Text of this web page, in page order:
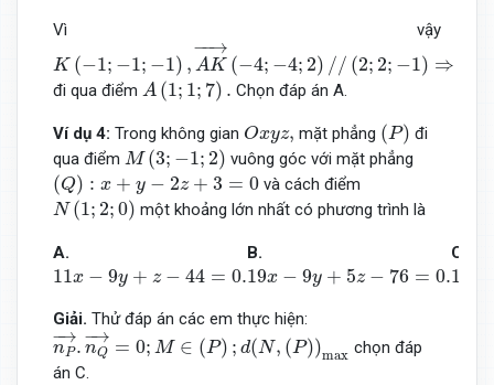
Vì vậy
K (−1; −1; −1) ,
−
−→
AK (−4; −4; 2) // (2; 2; −1) ⇒
K( →(−4 x+2
đi qua điểm A (1; 1; 7) .
A 1;1 ;7 ). Chọn đáp án A.
Ví dụ 4: Trong không gian Oxyz,
Ox mặt phẳng (P)
(P) đi
qua điểm M (3; −1; 2)
M(3;− 2) vuông góc với mặt phẳng
(Q) : x + y − 2z + 3 = 0
(Q): − + 3= và cách điểm
N (1; 2; 0)
N(1; ;0 ) một khoảng lớn nhất có phương trình là
A.
11x − 9y + z − 44 = 0.
11 x y+z − 44 0.
B.
19x − 9y + 5z − 76 = 0.
19x y+5 z −76 0.
C.
17
17
Giải. Thử đáp án các em thực hiện:
−
→
nP .−→
nQ = 0; M ∈ (P) ; d(N, (P))max
nP→.nQ →= 0;M∈ P); d(N,( P))max
chọn đáp
án C.